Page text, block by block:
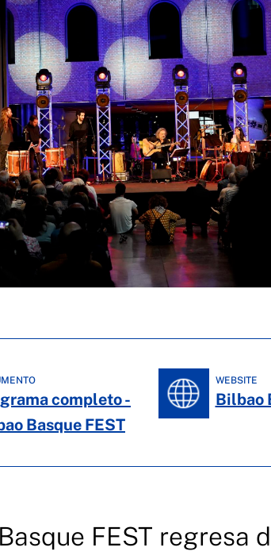
completo -
Basque FEST
WEBSITE
Bilbao
FEST regresa